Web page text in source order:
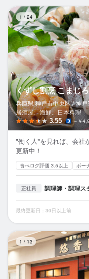
1 / 24
くずし割烹 こまじ
兵庫県 神戸市中央区 / 神戸
居酒屋、海鮮、日本料理
3.55 ～￥
"働く人"を見れば、会社
更新中！
食べログ評価 3.5以上 ボー
正社員 調理師・調理ス
最終更新日：30日以上前
1 / 13